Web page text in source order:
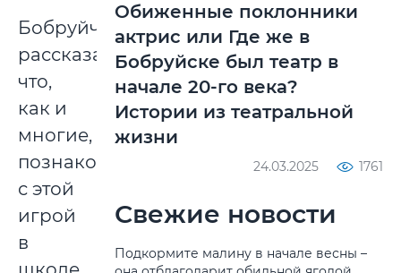
Бобруйчанка
рассказал,
что,
как и
многие,
познакомилась
с этой
игрой
в
Обиженные поклонники
актрис или Где же в
Бобруйске был театр в
начале 20-го века?
Истории из театральной
жизни
24.03.2025 1761
Свежие новости
Подкормите малину в начале весны –